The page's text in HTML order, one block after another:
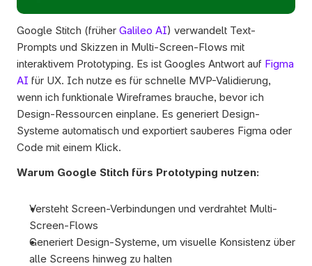
Google Stitch (früher Galileo AI) verwandelt Text-
Prompts und Skizzen in Multi-Screen-Flows mit
interaktivem Prototyping. Es ist Googles Antwort auf Figma
AI für UX. Ich nutze es für schnelle MVP-Validierung,
wenn ich funktionale Wireframes brauche, bevor ich
Design-Ressourcen einplane. Es generiert Design-
Systeme automatisch und exportiert sauberes Figma oder
Code mit einem Klick.
Warum Google Stitch fürs Prototyping nutzen:
Versteht Screen-Verbindungen und verdrahtet Multi-
Screen-Flows
Generiert Design-Systeme, um visuelle Konsistenz über
alle Screens hinweg zu halten